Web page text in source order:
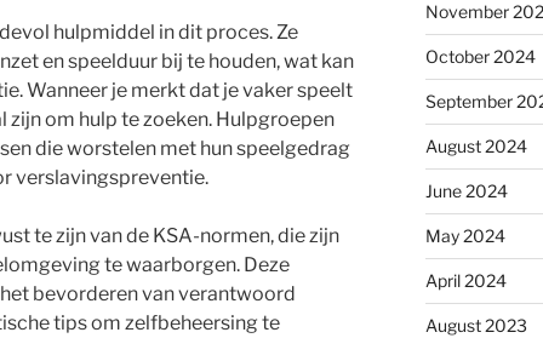
hulpmiddel in dit proces. Ze
en speelduur bij te houden, wat kan
Wanneer je merkt dat je vaker speelt
zijn om hulp te zoeken. Hulpgroepen
die worstelen met hun speelgedrag
verslavingspreventie.
te zijn van de KSA-normen, die zijn
te waarborgen. Deze
bevorderen van verantwoord
tips om zelfbeheersing te
November
October 2024
September
August 2024
June 2024
May 2024
April 2024
August 2023